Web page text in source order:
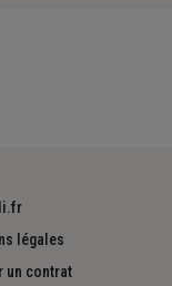
légales
un contrat